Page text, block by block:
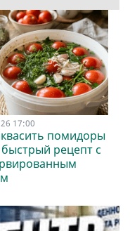
17:00
помидоры
рецепт с